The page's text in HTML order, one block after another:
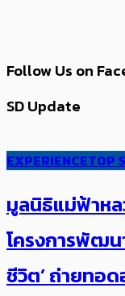
Follow Us on
SD Update
EXPERIENCETOP
มูลนิธิแม่ฟ้าห
โครงการพัฒน
ชีวิต’ ถ่ายทอ